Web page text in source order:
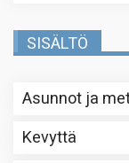
SISÄLTÖ
Asunnot ja
Kevyttä